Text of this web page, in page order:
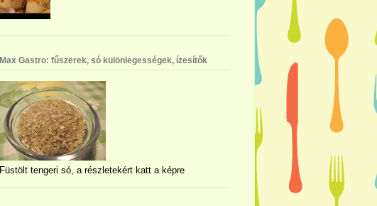
Max Gastro: fűszerek, só különlegességek, ízesítők
Füstölt tengeri só, a részletekért katt a képre